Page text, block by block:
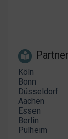
Köln
Bonn
Düsseldorf
Aachen
Essen
Berlin
Pulheim